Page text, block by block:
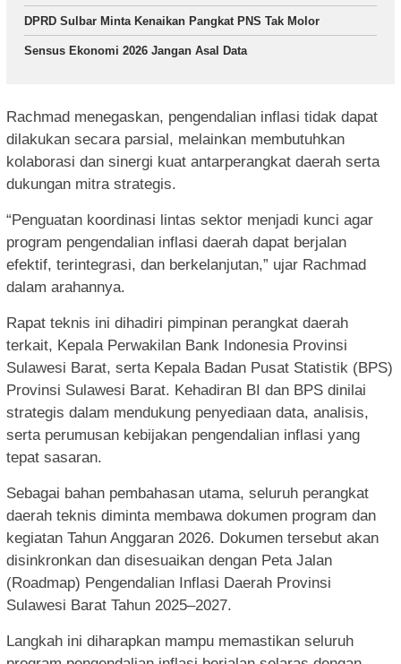
DPRD Sulbar Minta Kenaikan Pangkat PNS Tak Molor
Sensus Ekonomi 2026 Jangan Asal Data
Rachmad menegaskan, pengendalian inflasi tidak dapat
dilakukan secara parsial, melainkan membutuhkan
kolaborasi dan sinergi kuat antarperangkat daerah serta
dukungan mitra strategis.
“Penguatan koordinasi lintas sektor menjadi kunci agar
program pengendalian inflasi daerah dapat berjalan
efektif, terintegrasi, dan berkelanjutan,” ujar Rachmad
dalam arahannya.
Rapat teknis ini dihadiri pimpinan perangkat daerah
terkait, Kepala Perwakilan Bank Indonesia Provinsi
Sulawesi Barat, serta Kepala Badan Pusat Statistik (BPS)
Provinsi Sulawesi Barat. Kehadiran BI dan BPS dinilai
strategis dalam mendukung penyediaan data, analisis,
serta perumusan kebijakan pengendalian inflasi yang
tepat sasaran.
Sebagai bahan pembahasan utama, seluruh perangkat
daerah teknis diminta membawa dokumen program dan
kegiatan Tahun Anggaran 2026. Dokumen tersebut akan
disinkronkan dan disesuaikan dengan Peta Jalan
(Roadmap) Pengendalian Inflasi Daerah Provinsi
Sulawesi Barat Tahun 2025–2027.
Langkah ini diharapkan mampu memastikan seluruh